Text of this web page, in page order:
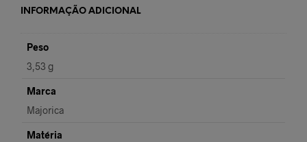
INFORMAÇÃO ADICIONAL
Peso
3,53 g
Marca
Majorica
Matéria